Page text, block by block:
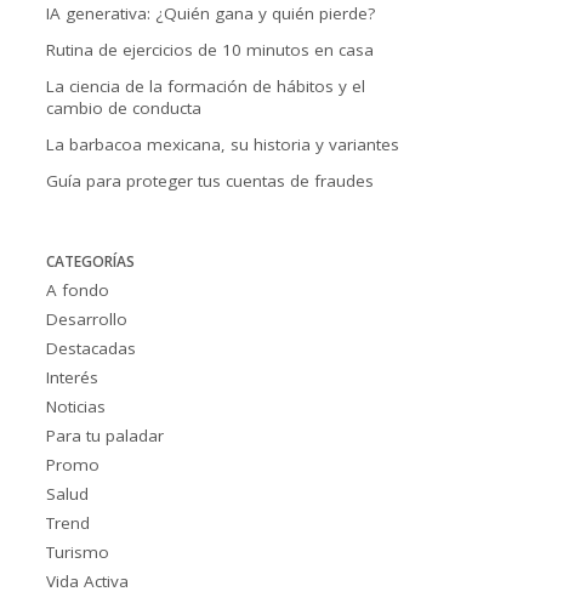
IA generativa: ¿Quién gana y quién pierde?
Rutina de ejercicios de 10 minutos en casa
La ciencia de la formación de hábitos y el
cambio de conducta
La barbacoa mexicana, su historia y variantes
Guía para proteger tus cuentas de fraudes
CATEGORÍAS
A fondo
Desarrollo
Destacadas
Interés
Noticias
Para tu paladar
Promo
Salud
Trend
Turismo
Vida Activa